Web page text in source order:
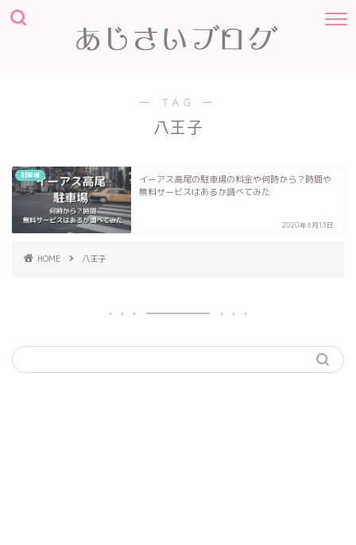
― TAG ―
八王子
駐車場
イーアス高尾の駐車場の料金や何時から？時間や
無料サービスはあるか調べてみた
2020年6月13日
HOME 八王子